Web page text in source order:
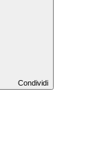
Condividi